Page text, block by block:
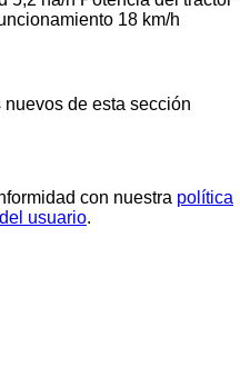
18 km/h
de esta sección
con nuestra política
usuario.